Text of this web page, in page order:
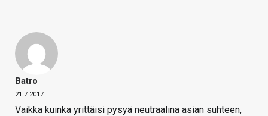
Batro
21.7.2017
Vaikka kuinka yrittäisi pysyä neutraalina asian suhteen,